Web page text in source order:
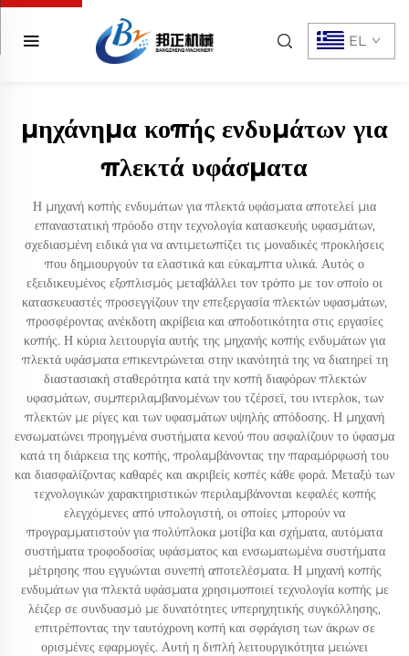
EL
μηχάνημα κοπής ενδυμάτων για
πλεκτά υφάσματα
Η μηχανή κοπής ενδυμάτων για πλεκτά υφάσματα αποτελεί μια
επαναστατική πρόοδο στην τεχνολογία κατασκευής υφασμάτων,
σχεδιασμένη ειδικά για να αντιμετωπίζει τις μοναδικές προκλήσεις
που δημιουργούν τα ελαστικά και εύκαμπτα υλικά. Αυτός ο
εξειδικευμένος εξοπλισμός μεταβάλλει τον τρόπο με τον οποίο οι
κατασκευαστές προσεγγίζουν την επεξεργασία πλεκτών υφασμάτων,
προσφέροντας ανέκδοτη ακρίβεια και αποδοτικότητα στις εργασίες
κοπής. Η κύρια λειτουργία αυτής της μηχανής κοπής ενδυμάτων για
πλεκτά υφάσματα επικεντρώνεται στην ικανότητά της να διατηρεί τη
διαστασιακή σταθερότητα κατά την κοπή διαφόρων πλεκτών
υφασμάτων, συμπεριλαμβανομένων του τζέρσεϊ, του ιντερλοκ, των
πλεκτών με ρίγες και των υφασμάτων υψηλής απόδοσης. Η μηχανή
ενσωματώνει προηγμένα συστήματα κενού που ασφαλίζουν το ύφασμα
κατά τη διάρκεια της κοπής, προλαμβάνοντας την παραμόρφωσή του
και διασφαλίζοντας καθαρές και ακριβείς κοπές κάθε φορά. Μεταξύ των
τεχνολογικών χαρακτηριστικών περιλαμβάνονται κεφαλές κοπής
ελεγχόμενες από υπολογιστή, οι οποίες μπορούν να
προγραμματιστούν για πολύπλοκα μοτίβα και σχήματα, αυτόματα
συστήματα τροφοδοσίας υφάσματος και ενσωματωμένα συστήματα
μέτρησης που εγγυώνται συνεπή αποτελέσματα. Η μηχανή κοπής
ενδυμάτων για πλεκτά υφάσματα χρησιμοποιεί τεχνολογία κοπής με
λέιζερ σε συνδυασμό με δυνατότητες υπερηχητικής συγκόλλησης,
επιτρέποντας την ταυτόχρονη κοπή και σφράγιση των άκρων σε
ορισμένες εφαρμογές. Αυτή η διπλή λειτουργικότητα μειώνει